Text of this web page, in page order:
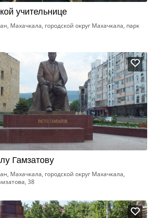
учительнице
Махачкала, городской округ Махачкала, парк
Гамзатову
Махачкала, городской округ Махачкала,
38